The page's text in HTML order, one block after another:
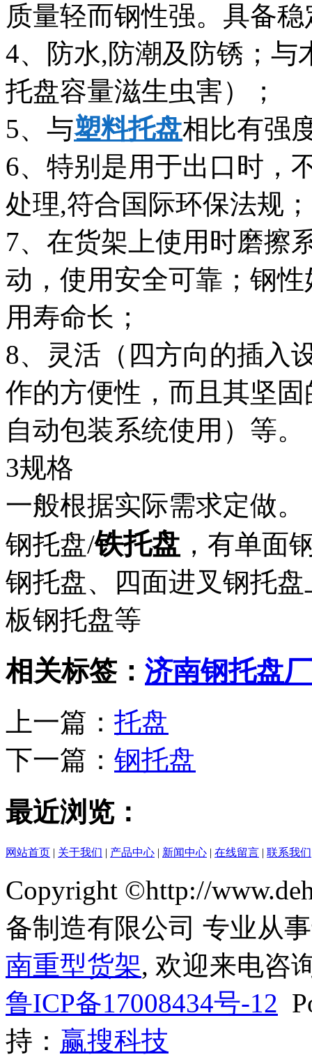
质量轻而钢性强。具备
4、防水,防潮及防锈；与
托盘容量滋生虫害）；
5、与塑料托盘相比有强
6、特别是用于出口时，
处理,符合国际环保法规；
7、在货架上使用时磨擦
动，使用安全可靠；钢
用寿命长；
8、灵活（四方向的插入
作的方便性，而且其坚
自动包装系统使用）等。
3规格
一般根据实际需求定做。
钢托盘/铁托盘 ，有单面
钢托盘、四面进叉钢托
板钢托盘等
相关标签： 济南钢托盘
上一篇： 托盘
下一篇： 钢托盘
最近浏览：
网站首页 | 关于我们 | 产品中心 | 新闻中心 | 在线留言 | 联系我们
Copyright ©http://
备制造有限公司 专业从
南重型货架, 欢迎来电咨
鲁ICP备17008434号-12
持： 赢搜科技